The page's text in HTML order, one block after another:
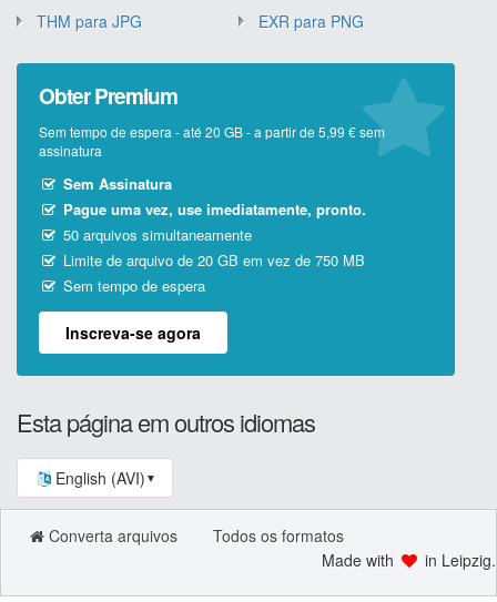
THM para JPG
EXR para PNG
Obter Premium
Sem tempo de espera - até 20 GB - a partir de 5,99 € sem
assinatura
Sem Assinatura
Pague uma vez, use imediatamente, pronto.
50 arquivos simultaneamente
Limite de arquivo de 20 GB em vez de 750 MB
Sem tempo de espera
Inscreva-se agora
Esta página em outros idiomas
English (AVI) ▼
Converta arquivos
Todos os formatos
Made with
in Leipzig.